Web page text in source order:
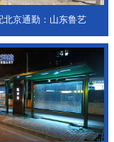
北京通勤：山东鲁艺